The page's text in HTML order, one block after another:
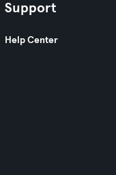
Support
Help Center